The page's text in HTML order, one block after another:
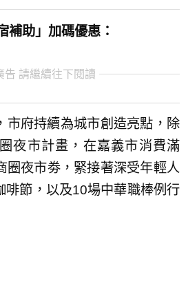
補助」加碼優惠：
告 請繼續往下閱讀
市府持續為城市創造亮點，除
夜市計畫，在嘉義市消費滿
圈夜市劵，緊接著深受年輕人
啡節，以及10場中華職棒例行